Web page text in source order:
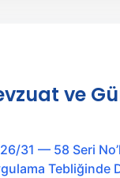
ve
31 — 58 Seri
Tebliğinde